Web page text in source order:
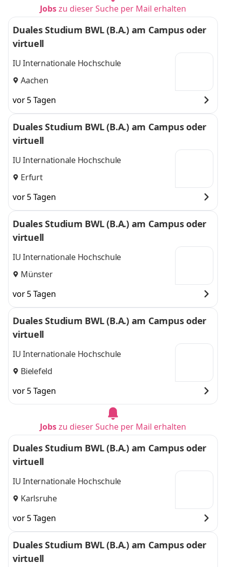
Jobszu dieser Suche per Mail erhalten
Duales Studium BWL (B.A.) am Campus oder
virtuell
IU Internationale Hochschule
Aachen
vor 5 Tagen
Duales Studium BWL (B.A.) am Campus oder
virtuell
IU Internationale Hochschule
Erfurt
vor 5 Tagen
Duales Studium BWL (B.A.) am Campus oder
virtuell
IU Internationale Hochschule
Münster
vor 5 Tagen
Duales Studium BWL (B.A.) am Campus oder
virtuell
IU Internationale Hochschule
Bielefeld
vor 5 Tagen
Jobszu dieser Suche per Mail erhalten
Duales Studium BWL (B.A.) am Campus oder
virtuell
IU Internationale Hochschule
Karlsruhe
vor 5 Tagen
Duales Studium BWL (B.A.) am Campus oder
virtuell